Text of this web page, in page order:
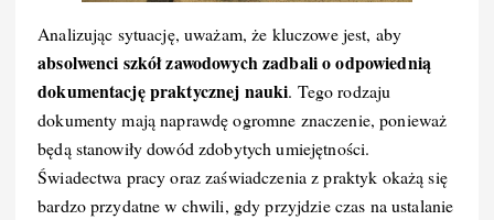
Analizując sytuację, uważam, że kluczowe jest, aby
absolwenci szkół zawodowych zadbali o odpowiednią
dokumentację praktycznej nauki. Tego rodzaju
dokumenty mają naprawdę ogromne znaczenie, ponieważ
będą stanowiły dowód zdobytych umiejętności.
Świadectwa pracy oraz zaświadczenia z praktyk okażą się
bardzo przydatne w chwili, gdy przyjdzie czas na ustalanie